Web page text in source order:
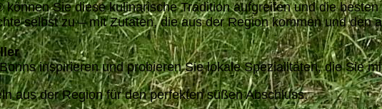
Sie diese kulinarische Tradition aufgreifen und die
selbst zu – mit Zutaten, die aus der Region kommen und den
inspirieren und probieren Sie lokale Spezialitäten, die Sie
aus der Region für den perfekten süßen Abschluss.